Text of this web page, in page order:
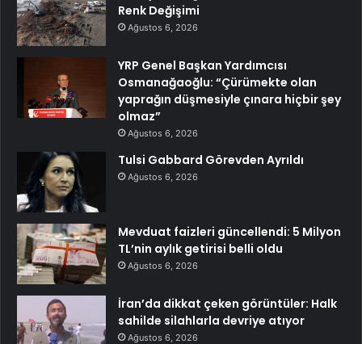
Renk Değişimi
Ağustos 6, 2026
YRP Genel Başkan Yardımcısı
Osmanağaoğlu: “Çürümekte olan
yaprağın düşmesiyle çınara hiçbir şey
olmaz”
Ağustos 6, 2026
Tulsi Gabbard Görevden Ayrıldı
Ağustos 6, 2026
Mevduat faizleri güncellendi: 5 Milyon
TL’nin aylık getirisi belli oldu
Ağustos 6, 2026
İran’da dikkat çeken görüntüler: Halk
sahilde silahlarla devriye atıyor
Ağustos 6, 2026